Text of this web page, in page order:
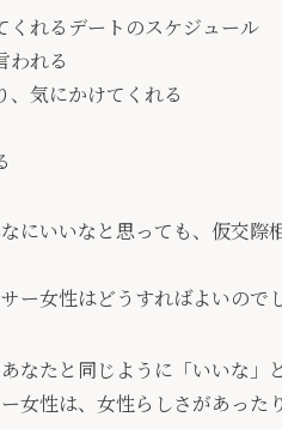
くれるデートのスケジュール
われる
、気にかけてくれる
にいいなと思っても、仮交
ー女性はどうすればよいので
なたと同じように「いいな」
女性は、女性らしさがあっ